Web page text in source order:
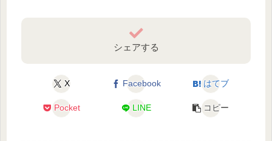
シェアする
X Facebook はてブ
Pocket LINE コピー